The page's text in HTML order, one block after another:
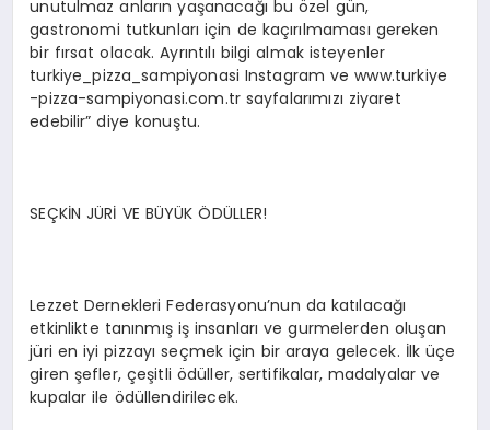
unutulmaz anların yaşanacağı bu özel gün,
gastronomi tutkunları için de kaçırılmaması gereken
bir fırsat olacak. Ayrıntılı bilgi almak isteyenler
turkiye_pizza_sampiyonasi Instagram ve www.turkiye
-pizza-sampiyonasi.com.tr sayfalarımızı ziyaret
edebilir” diye konuştu.
SEÇKİN JÜRİ VE BÜYÜK ÖDÜLLER!
Lezzet Dernekleri Federasyonu’nun da katılacağı
etkinlikte tanınmış iş insanları ve gurmelerden oluşan
jüri en iyi pizzayı seçmek için bir araya gelecek. İlk üçe
giren şefler, çeşitli ödüller, sertifikalar, madalyalar ve
kupalar ile ödüllendirilecek.